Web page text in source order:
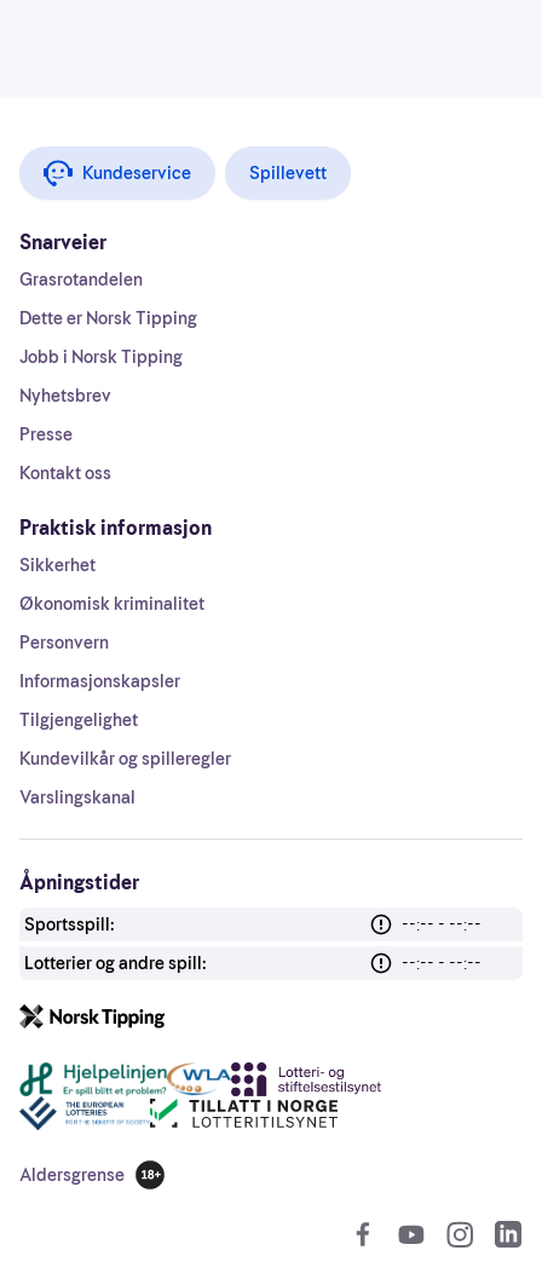
Kundeservice Spillevett
Snarveier
Grasrotandelen
Dette er Norsk Tipping
Jobb i Norsk Tipping
Nyhetsbrev
Presse
Kontakt oss
Praktisk informasjon
Sikkerhet
Økonomisk kriminalitet
Personvern
Informasjonskapsler
Tilgjengelighet
Kundevilkår og spilleregler
Varslingskanal
Åpningstider
Sportsspill:
--:-- - --:--
Lotterier og andre spill:
--:-- - --:--
Andre lenker
Aldersgrense
18 år